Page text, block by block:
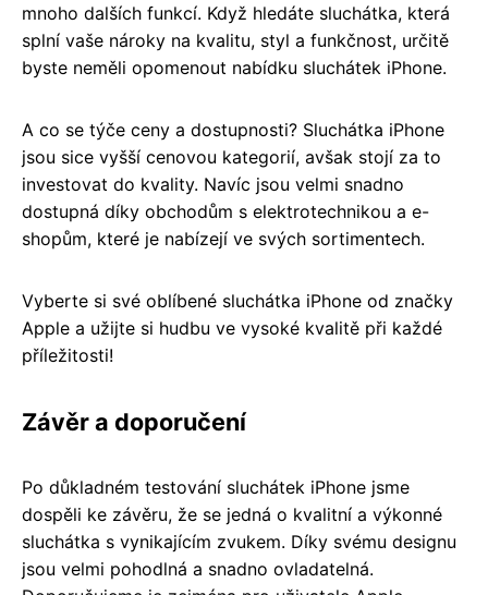
mnoho dalších funkcí. Když hledáte sluchátka, která
splní vaše nároky na kvalitu, styl a funkčnost, určitě
byste neměli opomenout nabídku sluchátek iPhone.
A co se týče ceny a dostupnosti? Sluchátka iPhone
jsou sice vyšší cenovou kategorií, avšak stojí za to
investovat do kvality. Navíc jsou velmi snadno
dostupná díky obchodům s elektrotechnikou a e-
shopům, které je nabízejí ve svých sortimentech.
Vyberte si své oblíbené sluchátka iPhone od značky
Apple a užijte si hudbu ve vysoké kvalitě při každé
příležitosti!
Závěr a doporučení
Po důkladném testování sluchátek iPhone jsme
dospěli ke závěru, že se jedná o kvalitní a výkonné
sluchátka s vynikajícím zvukem. Díky svému designu
jsou velmi pohodlná a snadno ovladatelná.